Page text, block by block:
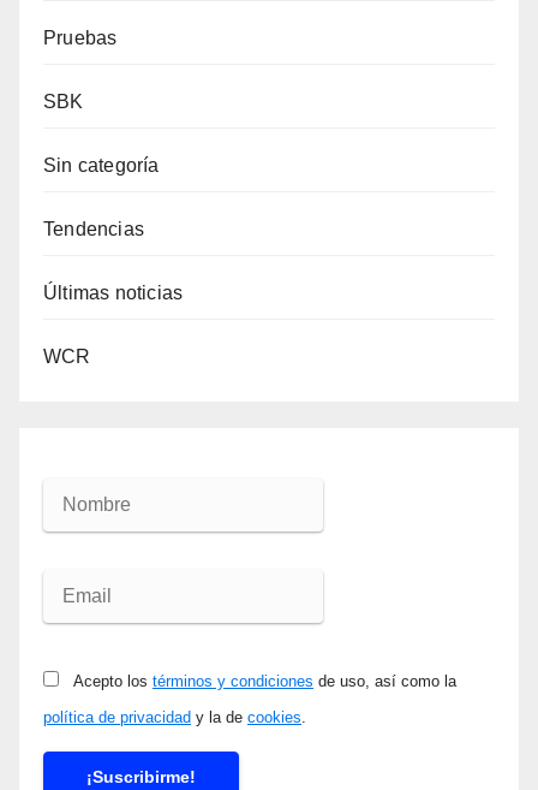
Pruebas
SBK
Sin categoría
Tendencias
Últimas noticias
WCR
Acepto los términos y condiciones de uso, así como la
política de privacidad y la de cookies